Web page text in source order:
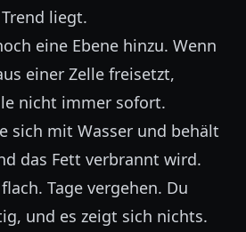
liegt.
eine Ebene hinzu. Wenn
einer Zelle freisetzt,
nicht immer sofort.
sich mit Wasser und behält
das Fett verbrannt wird.
Tage vergehen. Du
und es zeigt sich nichts.